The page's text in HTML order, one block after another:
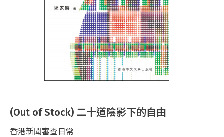
(Out of Stock) 二十道陰影下的自由
香港新聞審查日常